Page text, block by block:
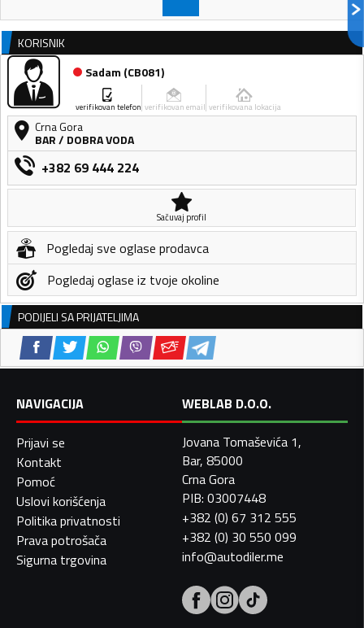
KORISNIK
Sadam (CB081)
verifikovan telefon verifikovan email verifikovana lokacija
Crna Gora
BAR/ DOBRA VODA
+382 69 444 224
Sačuvaj profil
Pogledaj sve oglase prodavca
Pogledaj oglase iz tvoje okoline
PODIJELI SA PRIJATELJIMA
NAVIGACIJA
Prijavi se
Kontakt
Pomoć
Uslovi korišćenja
Politika privatnosti
Prava potrošača
Sigurna trgovina
WEBLAB D.O.O.
Jovana Tomaševića 1,
Bar, 85000
Crna Gora
PIB: 03007448
+382 (0) 67 312 555
+382 (0) 30 550 099
info@autodiler.me